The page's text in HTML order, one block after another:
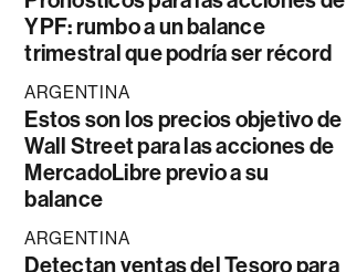
YPF: rumbo a un balance
trimestral que podría ser récord
ARGENTINA
Estos son los precios objetivo de
Wall Street para las acciones de
MercadoLibre previo a su
balance
ARGENTINA
Detectan ventas del Tesoro para